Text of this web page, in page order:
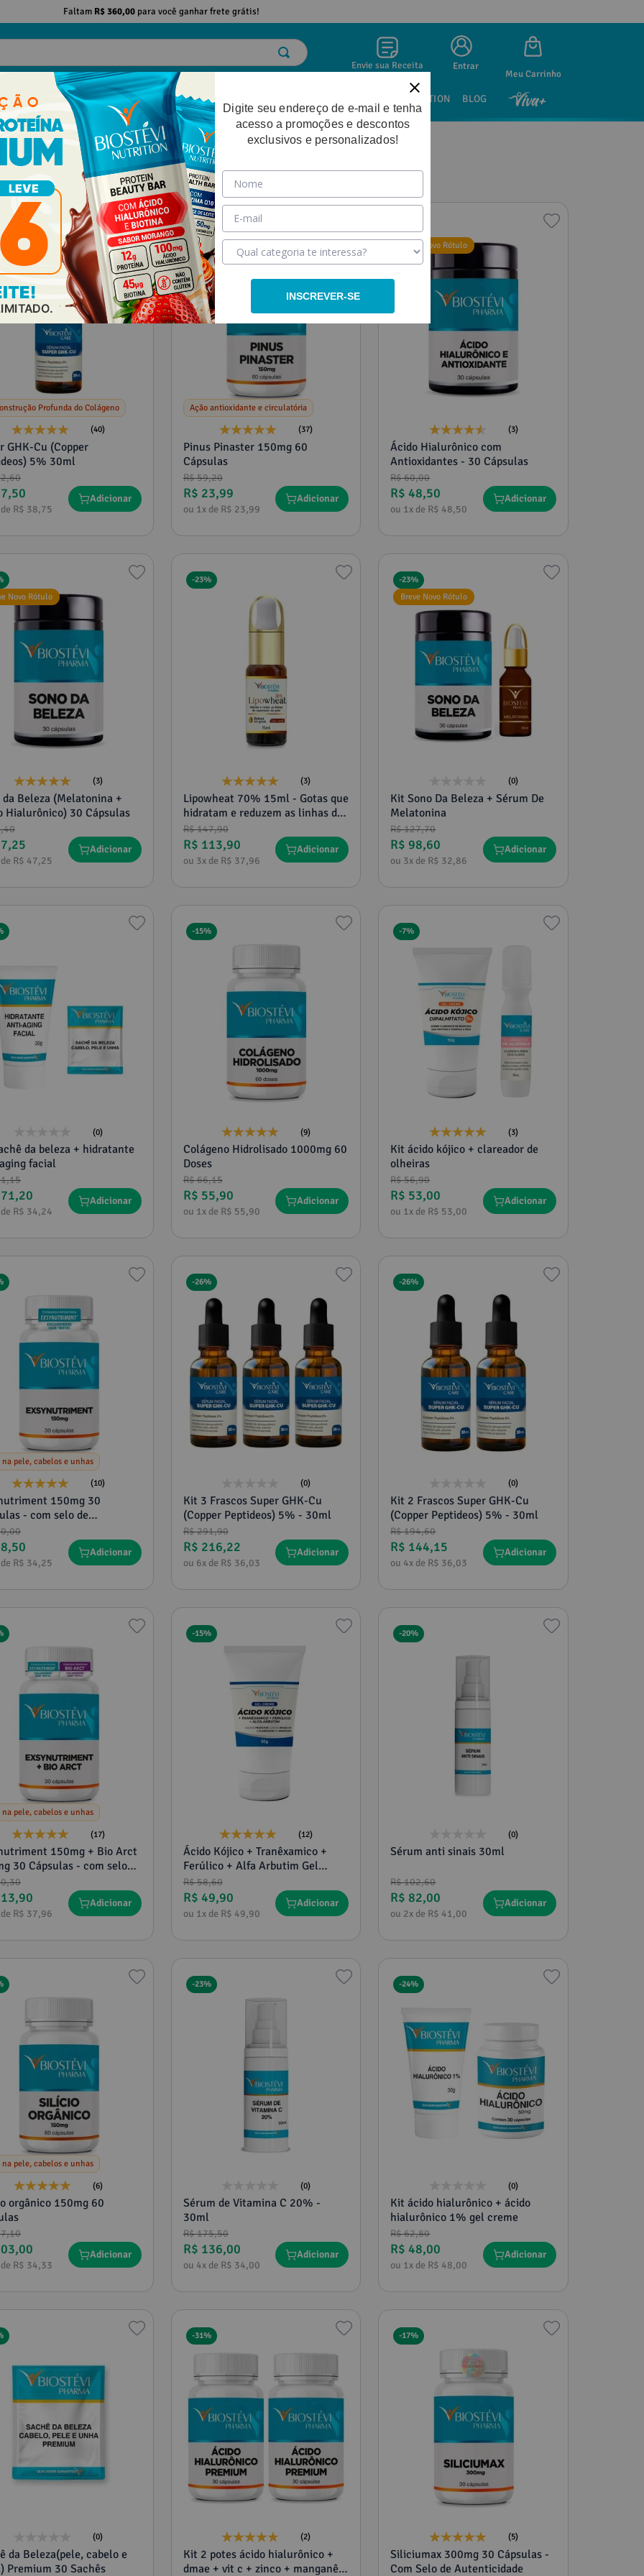
Faltam R$ 360,00para você ganhar frete grátis!
Envie sua Receita Entrar
EMAGRECIMENTO DESEMPENHO FÍSICO NUTRITION BLOG
Profunda do Colágeno
(40)
GHK-Cu (Copper
5% 30ml
,60
,50
R$ 38,75
Adicionar
59%
Ação antioxidante e circulatória
(37)
Pinus Pinaster 150mg 60
Cápsulas
R$59,20
R$ 23,99
ou 1x de R$ 23,99
Adicionar
Breve Novo Rótulo
(3)
Ácido Hialurônico com
Antioxidantes - 30 Cápsulas
R$60,00
R$ 48,50
ou 1x de R$ 48,50
Adicionar
Novo Rótulo
(3)
da Beleza (Melatonina +
Hialurônico) 30 Cápsulas
,40
,25
R$ 47,25
Adicionar
-23%
(3)
Lipowheat 70% 15ml - Gotas que
hidratam e reduzem as linhas de
expressão da pele
R$147,90
R$ 113,90
ou 3x de R$ 37,96
Adicionar
-23%
Breve Novo Rótulo
(0)
Kit Sono Da Beleza + Sérum De
Melatonina
R$127,70
R$ 98,60
ou 3x de R$ 32,86
Adicionar
(0)
da beleza + hidratante
facial
,15
,20
R$ 34,24
Adicionar
-15%
(9)
Colágeno Hidrolisado 1000mg 60
Doses
R$66,15
R$ 55,90
ou 1x de R$ 55,90
Adicionar
-7%
(3)
Kit ácido kójico + clareador de
olheiras
R$56,90
R$ 53,00
ou 1x de R$ 53,00
Adicionar
na pele, cabelos e unhas
(10)
150mg 30
- com selo de
,00
,50
R$ 34,25
Adicionar
-26%
(0)
Kit 3 Frascos Super GHK-Cu
(Copper Peptideos) 5% - 30ml
R$291,90
R$ 216,22
ou 6x de R$ 36,03
Adicionar
-26%
(0)
Kit 2 Frascos Super GHK-Cu
(Copper Peptideos) 5% - 30ml
R$194,60
R$ 144,15
ou 4x de R$ 36,03
Adicionar
na pele, cabelos e unhas
(17)
150mg + Bio Arct
30 Cápsulas - com selo
,30
,90
R$ 37,96
Adicionar
-15%
(12)
Ácido Kójico + Tranêxamico +
Ferúlico + Alfa Arbutim Gel
Creme 50g
R$58,60
R$ 49,90
ou 1x de R$ 49,90
Adicionar
-20%
(0)
Sérum anti sinais 30ml
R$102,60
R$ 82,00
ou 2x de R$ 41,00
Adicionar
na pele, cabelos e unhas
(6)
orgânico 150mg 60
,10
,00
R$ 34,33
Adicionar
-23%
(0)
Sérum de Vitamina C 20% -
30ml
R$175,50
R$ 136,00
ou 4x de R$ 34,00
Adicionar
-24%
(0)
Kit ácido hialurônico + ácido
hialurônico 1% gel creme
R$62,80
R$ 48,00
ou 1x de R$ 48,00
Adicionar
(0)
da Beleza(pele, cabelo e
Premium 30 Sachês
-31%
(2)
Kit 2 potes ácido hialurônico +
dmae + vit c + zinco + manganês
-17%
(5)
Siliciumax 300mg 30 Cápsulas -
Com Selo de Autenticidade
Digite seu endereço de e-mail e tenha
acesso a promoções e descontos
exclusivos e personalizados!
INSCREVER-SE